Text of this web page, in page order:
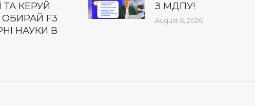
ТА КЕРУЙ
F3
НАУКИ В
З МДПУ!
August 6, 2026